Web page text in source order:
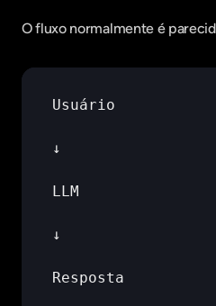
O fluxo normalmente é
Usuário
↓
LLM
↓
Resposta